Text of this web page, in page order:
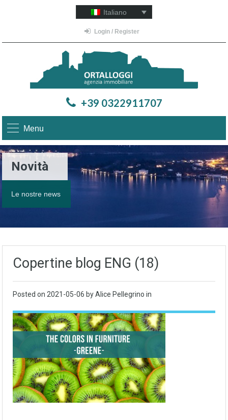
Italiano
Login / Register
+39 0322911707
Menu
Novità
Le nostre news
Copertine blog ENG (18)
Posted on 2021-05-06 by Alice Pellegrino in